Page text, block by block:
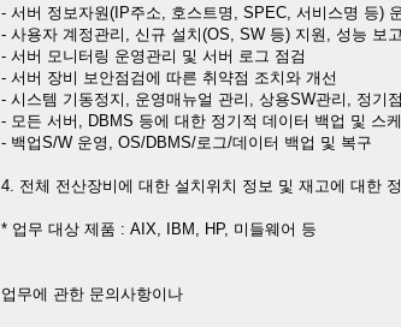
- 서버 정보자원(IP주소, 호스트명, SPEC, 서비스명 등)
- 사용자 계정관리, 신규 설치(OS, SW 등) 지원, 성능 보
- 서버 모니터링 운영관리 및 서버 로그 점검
- 서버 장비 보안점검에 따른 취약점 조치와 개선
- 시스템 기동정지, 운영매뉴얼 관리, 상용SW관리, 정기
- 모든 서버, DBMS 등에 대한 정기적 데이터 백업 및 스
- 백업S/W 운영, OS/DBMS/로그/데이터 백업 및 복구
4. 전체 전산장비에 대한 설치위치 정보 및 재고에 대한
* 업무 대상 제품 : AIX, IBM, HP, 미들웨어 등
업무에 관한 문의사항이나